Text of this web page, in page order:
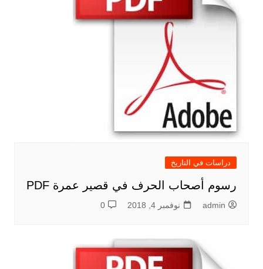
دراسات في التاريخ
رسوم أصحاب الحرف في قصير عمرة PDF
admin نوفمبر 4, 2018 0